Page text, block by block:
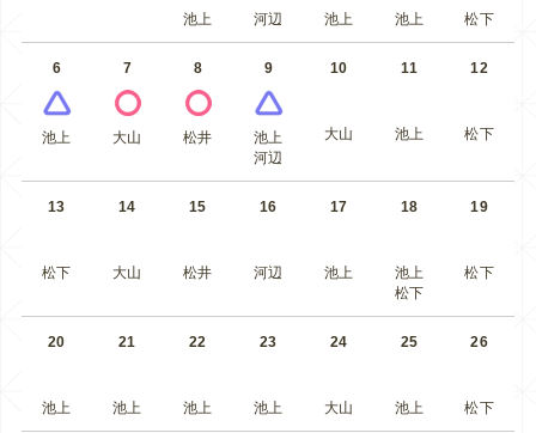
池上 河辺 池上 池上 松下
6
池上
7
大山
8
松井
9
池上
河辺
10
大山
11
池上
12
松下
13
松下
14
大山
15
松井
16
河辺
17
池上
18
池上
松下
19
松下
20
池上
21
池上
22
池上
23
池上
24
大山
25
池上
26
松下